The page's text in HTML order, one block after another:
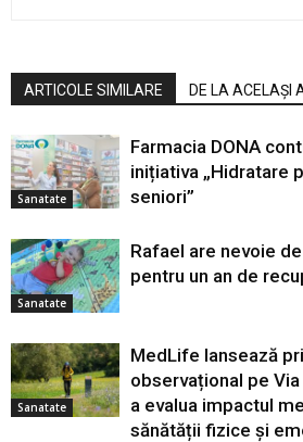
ARTICOLE SIMILARE DE LA ACELAȘI
Sanatate
Farmacia DONA
inițiativa „Hidratare
seniori”
Sanatate
Rafael are nevoie
pentru un an de
Sanatate
MedLife lansează
observațional pe
a evalua impactul
sănătății fizice și